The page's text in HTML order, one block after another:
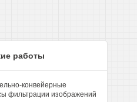
работы
конвейерные
фильтрации изображений